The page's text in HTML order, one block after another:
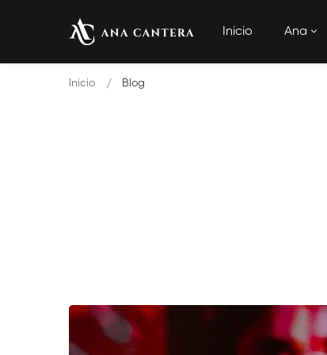
Inicio Ana
Inicio Blog